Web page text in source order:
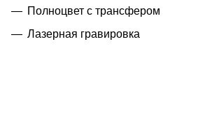
Полноцвет с трансфером
Лазерная гравировка